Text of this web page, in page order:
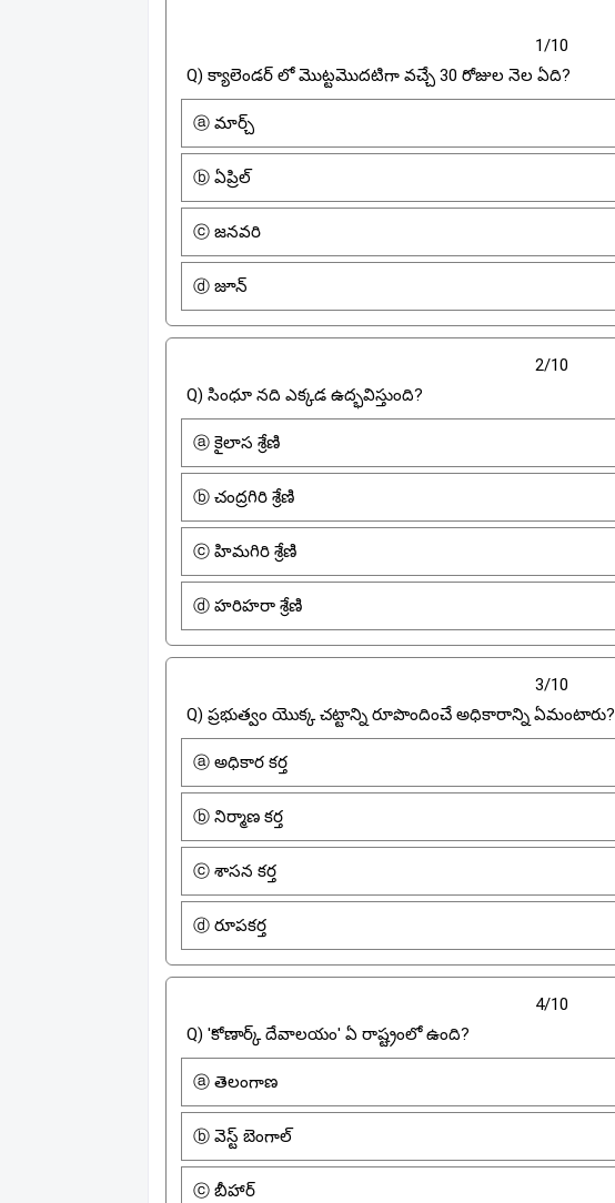
1/10
Q) క్యాలెండర్ లో మొట్టమొదటిగా వచ్చే 30 రోజుల నెల ఏది?
ⓐ మార్చ్
ⓑ ఏప్రిల్
ⓒ జనవరి
ⓓ జూన్
2/10
Q) సింధూ నది ఎక్కడ ఉద్భవిస్తుంది?
ⓐ కైలాస శ్రేణి
ⓑ చంద్రగిరి శ్రేణి
ⓒ హిమగిరి శ్రేణి
ⓓ హరిహరా శ్రేణి
3/10
Q) ప్రభుత్వం యొక్క చట్టాన్ని రూపొందించే అధికారాన్ని ఏమంటారు?
ⓐ అధికార కర్త
ⓑ నిర్మాణ కర్త
ⓒ శాసన కర్త
ⓓ రూపకర్త
4/10
Q) 'కోణార్క్ దేవాలయం' ఏ రాష్ట్రంలో ఉంది?
ⓐ తెలంగాణ
ⓑ వెస్ట్ బెంగాల్
ⓒ బీహార్